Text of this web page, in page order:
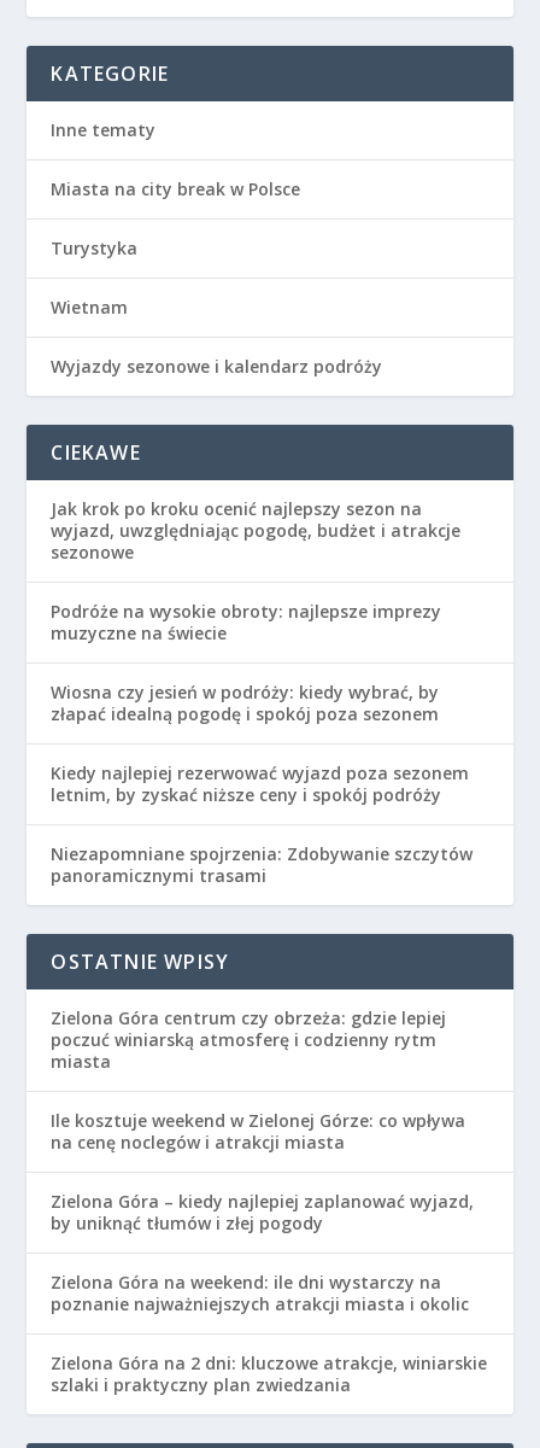
KATEGORIE
Inne tematy
Miasta na city break w Polsce
Turystyka
Wietnam
Wyjazdy sezonowe i kalendarz podróży
CIEKAWE
Jak krok po kroku ocenić najlepszy sezon na
wyjazd, uwzględniając pogodę, budżet i atrakcje
sezonowe
Podróże na wysokie obroty: najlepsze imprezy
muzyczne na świecie
Wiosna czy jesień w podróży: kiedy wybrać, by
złapać idealną pogodę i spokój poza sezonem
Kiedy najlepiej rezerwować wyjazd poza sezonem
letnim, by zyskać niższe ceny i spokój podróży
Niezapomniane spojrzenia: Zdobywanie szczytów
panoramicznymi trasami
OSTATNIE WPISY
Zielona Góra centrum czy obrzeża: gdzie lepiej
poczuć winiarską atmosferę i codzienny rytm
miasta
Ile kosztuje weekend w Zielonej Górze: co wpływa
na cenę noclegów i atrakcji miasta
Zielona Góra – kiedy najlepiej zaplanować wyjazd,
by uniknąć tłumów i złej pogody
Zielona Góra na weekend: ile dni wystarczy na
poznanie najważniejszych atrakcji miasta i okolic
Zielona Góra na 2 dni: kluczowe atrakcje, winiarskie
szlaki i praktyczny plan zwiedzania